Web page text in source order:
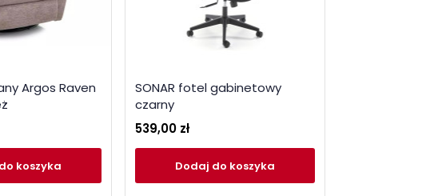
Argos Raven
do koszyka
SONAR fotel gabinetowy
czarny
539,00 zł
Dodaj do koszyka